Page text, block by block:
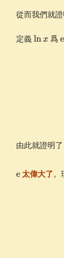
從而我們就
定義\ln
lnx 爲e
由此就證明了
\e
e 太偉大了。